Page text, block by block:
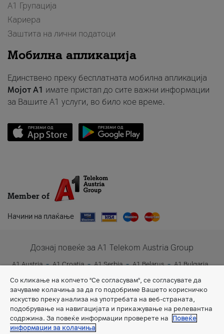
А1 Групација
Кариера
Заштита на лични податоци
Мобилна апликација
Единствено преку бесплатната мобилна апликација
Мојот A1 имате пристап до сите важни информации
за Вашите A1 услуги, во било кое време.
Member of
Начини на плаќање
Дознај повеќе за A1 Telekom Austria Group
A1 Austria A1 Croatia A1 Serbia A1 Belarus
A1 Bulgaria
A1 Slovenia
A1 Digital
Со кликање на копчето "Се согласувам", се согласувате да
зачуваме колачиња за да го подобриме Вашето корисничко
искуство преку анализа на употребата на веб-страната,
подобрување на навигацијата и прикажување на релевантна
содржина. За повеќе информации проверете на
Повеќе
информации за колачиња